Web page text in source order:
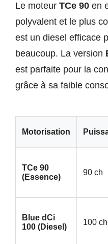
Le moteur TCe 90 en
polyvalent et le plus
est un diesel efficace
beaucoup. La version
est parfaite pour la
grâce à sa faible
Motorisation
TCe 90
(Essence)
90 ch
Blue dCi
100 (Diesel)
100 ch